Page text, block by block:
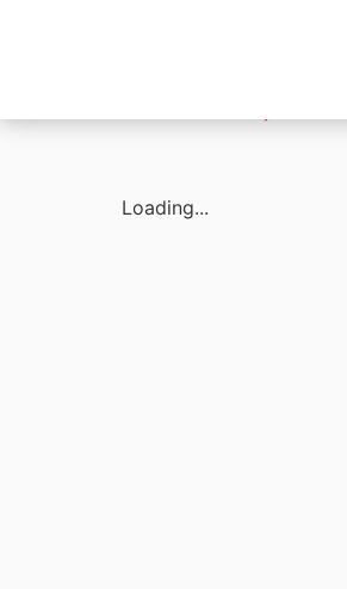
Loading...